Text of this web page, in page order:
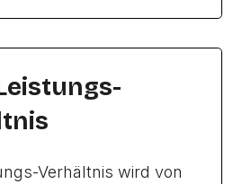
Verhältnis wird von